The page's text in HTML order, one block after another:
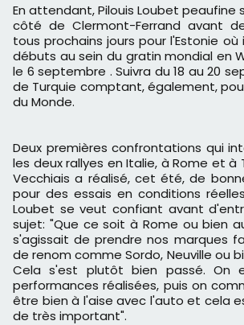
En attendant, Pilouis Loubet peaufine sa préparation du
côté de Clermont-Ferrand avant
tous prochains jours pour l'Estonie
débuts au sein du gratin mondial en
le 6 septembre . Suivra du 18 au 20
de Turquie comptant, également,
du Monde.
Deux premières confrontations qui
les deux rallyes en Italie, à Rome et à
Vecchiais a réalisé, cet été, de
pour des essais en conditions
Loubet se veut confiant avant
sujet: "Que ce soit à Rome ou bien
s'agissait de prendre nos marques
de renom comme Sordo, Neuville ou
Cela s'est plutôt bien passé. On
performances réalisées, puis on
être bien à l'aise avec l'auto et cela
de très important".